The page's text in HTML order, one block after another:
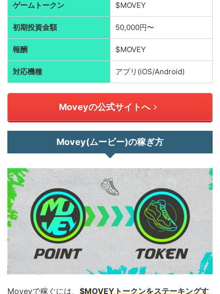
ゲームトークン $MOVEY
初期投資金額 50,000円〜
報酬 $MOVEY
対応機種 アプリ(iOS/Android)
Moveyの公式サイトへ
Movey(ムービー)の稼ぎ方
Moveyで稼ぐには、 $MOVEYトークンをステーキングす